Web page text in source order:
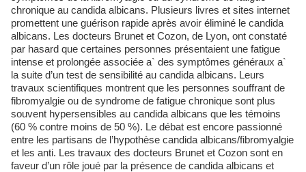
chronique au candida albicans. Plusieurs livres et sites internet
promettent une guérison rapide après avoir éliminé le candida
albicans. Les docteurs Brunet et Cozon, de Lyon, ont constaté
par hasard que certaines personnes présentaient une fatigue
intense et prolongée associée a` des symptômes généraux a`
la suite d’un test de sensibilité au candida albicans. Leurs
travaux scientifiques montrent que les personnes souffrant de
fibromyalgie ou de syndrome de fatigue chronique sont plus
souvent hypersensibles au candida albicans que les témoins
(60 % contre moins de 50 %). Le débat est encore passionné
entre les partisans de l’hypothèse candida albicans/fibromyalgie
et les anti. Les travaux des docteurs Brunet et Cozon sont en
faveur d’un rôle joué par la présence de candida albicans et